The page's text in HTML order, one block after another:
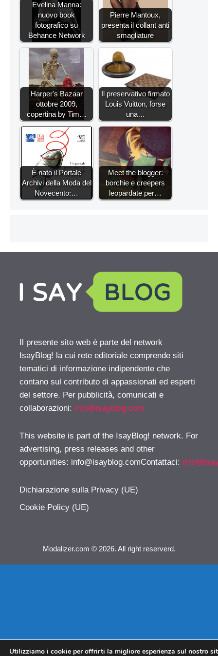
Evelina Manna:
nuovo book
fotografico su
Behance Network
Pierre Mantoux,
presenta il collant anti
smagliature
Harper's Bazaar
ottobre 2009,
copertina by Tim…
Il preservativo firmato
Louis Vuitton, forse
una…
È nato il Portale
Archivi della Moda del
Novecento:…
Meet the blogger:
borchie e creepers
leopardate per…
Il presente sito web è parte del network
IsayBlog! la cui rete editoriale comprende siti
tematici di informazione indipendente che
contano sul contributo di appassionati ed esperti
del settore. Per pubblicità, comunicati e
collaborazioni: info@isayblog.com
This website is part of the IsayBlog! network. For
advertising, press releases and other
opportunities: info@isayblog.comContattaci:
Dichiarazione sulla Privacy (UE)
Cookie Policy (UE)
Modalizer.com © 2026. All right reserverd.
Utilizziamo i cookie per offrirti la migliore esperienza sul nostro